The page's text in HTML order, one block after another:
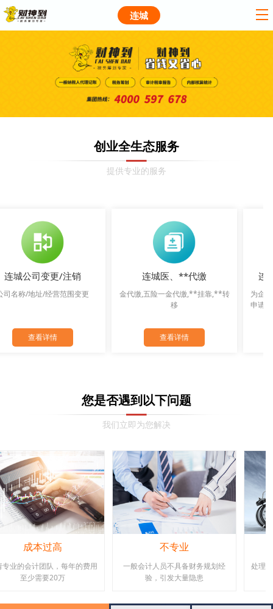
连城
创业全生态服务
提供专业的服务
连城医、**代缴
金代缴,五险一金代缴,**挂靠,**转
查看详情
连城商标注册/资质办理
为企业提供商标注册查询,商标注册
申请,专利商标查询等商标注册服务
查看详情
您是否遇到以下问题
我们立即为您解决
不专业
一般会计人员不具备财务规划经
验，引发大量隐患
效率低
处理复杂账目时，效率低、准确率
低，缺乏合理化管理